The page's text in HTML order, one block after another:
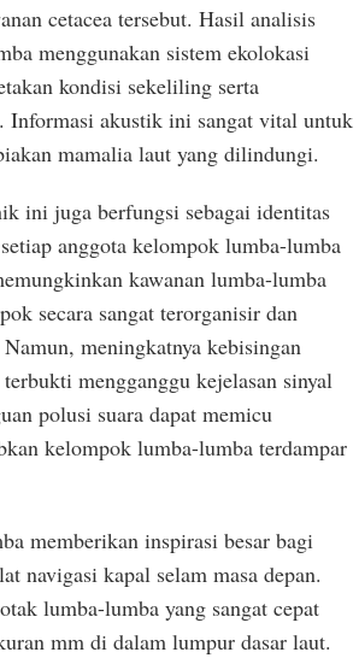
cetacea tersebut. Hasil analisis
menggunakan sistem ekolokasi
kondisi sekeliling serta
Informasi akustik ini sangat vital untuk
mamalia laut yang dilindungi.
ini juga berfungsi sebagai identitas
anggota kelompok lumba-lumba
kawanan lumba-lumba
secara sangat terorganisir dan
meningkatnya kebisingan
mengganggu kejelasan sinyal
polusi suara dapat memicu
kelompok lumba-lumba terdampar
memberikan inspirasi besar bagi
navigasi kapal selam masa depan.
lumba-lumba yang sangat cepat
mm di dalam lumpur dasar laut.